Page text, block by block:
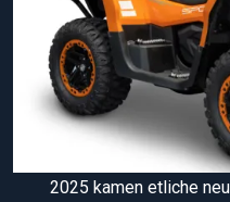
2025 kamen etliche